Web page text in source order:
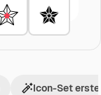
Icon-Set